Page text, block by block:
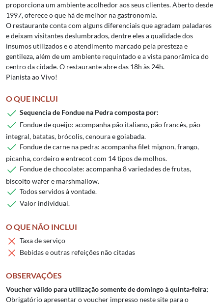
proporciona um ambiente acolhedor aos seus clientes. Aberto desde
1997, oferece o que há de melhor na gastronomia.
O restaurante conta com alguns diferenciais que agradam paladares
e deixam visitantes deslumbrados, dentre eles a qualidade dos
insumos utilizados e o atendimento marcado pela presteza e
gentileza, além de um ambiente requintado e a vista panorâmica do
centro da cidade. O restaurante abre das 18h às 24h.
Pianista ao Vivo!
O QUE INCLUI
Sequencia de Fondue na Pedra composta por:
Fondue de queijo: acompanha pão italiano, pão francês, pão
integral, batatas, brócolis, cenoura e goiabada.
Fondue de carne na pedra: acompanha filet mignon, frango,
picanha, cordeiro e entrecot com 14 tipos de molhos.
Fondue de chocolate: acompanha 8 variedades de frutas,
biscoito wafer e marshmallow.
Todos servidos à vontade.
Valor individual.
O QUE NÃO INCLUI
Taxa de serviço
Bebidas e outras refeições não citadas
OBSERVAÇÕES
Voucher válido para utilização somente de domingo à quinta-feira;
Obrigatório apresentar o voucher impresso neste site para o